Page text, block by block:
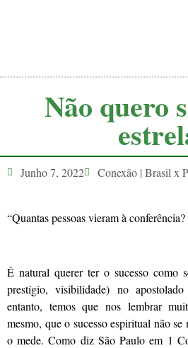
Não quero
Junho 7, 2022 Conexão | Brasil x
“Quantas pessoas vieram à
É natural querer ter o sucesso como
prestígio, visibilidade) no
entanto, temos que nos lembrar
mesmo, que o sucesso espiritual não
o mede. Como diz São Paulo em 1